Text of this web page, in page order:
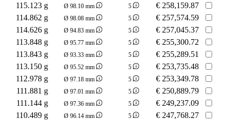
115.123 g
Ø 98.10 mm 5 € 258,159.87
114.862 g
Ø 98.08 mm 5 € 257,574.59
114.626 g
Ø 94.83 mm 5 € 257,045.37
113.848 g
Ø 95.77 mm 5 € 255,300.72
113.843 g
Ø 93.33 mm 5 € 255,289.51
113.150 g
Ø 95.52 mm 5 € 253,735.48
112.978 g
Ø 97.18 mm 5 € 253,349.78
111.881 g
Ø 97.01 mm 5 € 250,889.79
111.144 g
Ø 97.36 mm 5 € 249,237.09
110.489 g
Ø 96.14 mm 5 € 247,768.27